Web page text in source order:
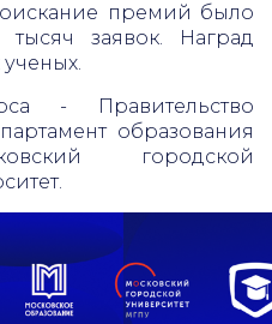
премий было
заявок. Наград
- Правительство
образования
городской